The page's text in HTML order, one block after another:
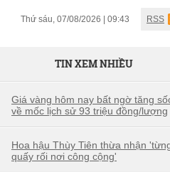
Thứ sáu, 07/08/2026 | 09:43 RSS
TIN XEM NHIỀU
Giá vàng hôm nay bất ngờ tăng
về mốc lịch sử 93 triệu đồng/lượng
Hoa hậu Thùy Tiên thừa nhận
quấy rối nơi công cộng'